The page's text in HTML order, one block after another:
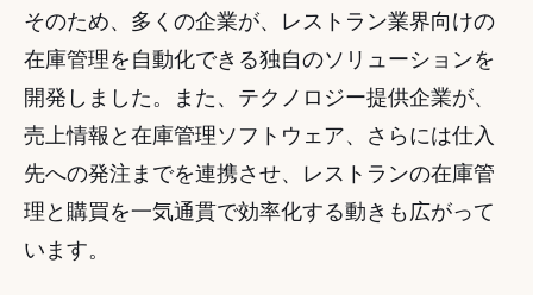
そのため、多くの企業が、レストラン業界向けの
在庫管理を自動化できる独自のソリューションを
開発しました。また、テクノロジー提供企業が、
売上情報と在庫管理ソフトウェア、さらには仕入
先への発注までを連携させ、レストランの在庫管
理と購買を一気通貫で効率化する動きも広がって
います。